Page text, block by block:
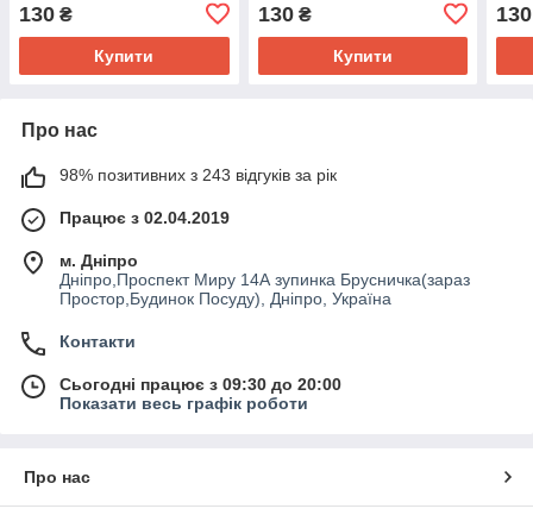
130 ₴
Купити
130₴
Купити
130
Про нас
98% позитивних з 243 відгуків за рік
Працює з 02.04.2019
м. Дніпро
Дніпро,Проспект Миру 14А зупинка Брусничка(зараз
Простор,Будинок Посуду), Дніпро, Україна
Контакти
Сьогодні працює з 09:30 до 20:00
Показати весь графік роботи
Про нас